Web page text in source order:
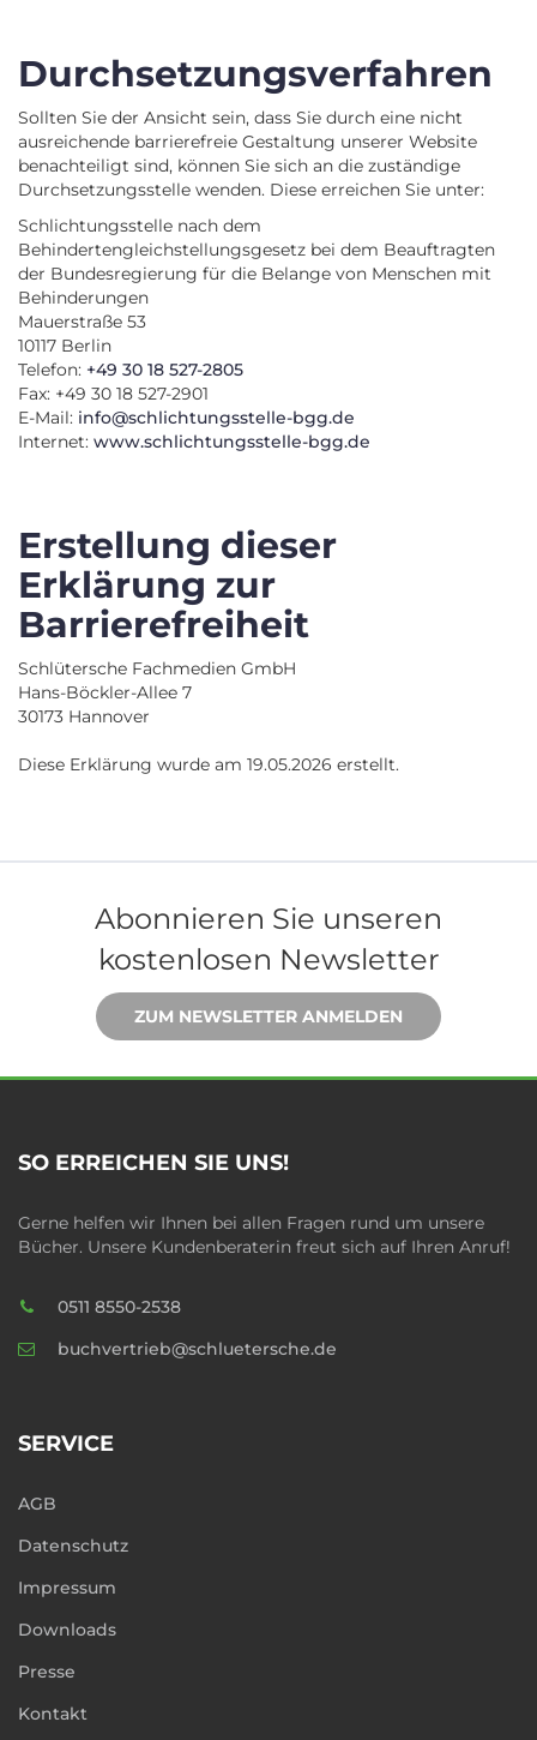
Durchsetzungsverfahren
Sollten Sie der Ansicht sein, dass Sie durch eine nicht
ausreichende barrierefreie Gestaltung unserer Website
benachteiligt sind, können Sie sich an die zuständige
Durchsetzungsstelle wenden. Diese erreichen Sie unter:
Schlichtungsstelle nach dem
Behindertengleichstellungsgesetz bei dem Beauftragten
der Bundesregierung für die Belange von Menschen mit
Behinderungen
Mauerstraße 53
10117 Berlin
Telefon: +49 30 18 527-2805
Fax: +49 30 18 527-2901
E-Mail: info@schlichtungsstelle-bgg.de
Internet: www.schlichtungsstelle-bgg.de
Erstellung dieser
Erklärung zur
Barrierefreiheit
Schlütersche Fachmedien GmbH
Hans-Böckler-Allee 7
30173 Hannover
Diese Erklärung wurde am 19.05.2026 erstellt.
Abonnieren Sie unseren
kostenlosen Newsletter
ZUM NEWSLETTER ANMELDEN
SO ERREICHEN SIE UNS!
Gerne helfen wir Ihnen bei allen Fragen rund um unsere
Bücher. Unsere Kundenberaterin freut sich auf Ihren Anruf!
0511 8550-2538
buchvertrieb@schluetersche.de
SERVICE
AGB
Datenschutz
Impressum
Downloads
Presse
Kontakt